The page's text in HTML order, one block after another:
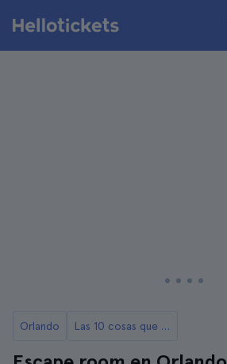
Orlando Las 10 cosas que ver y hacer en Orlando